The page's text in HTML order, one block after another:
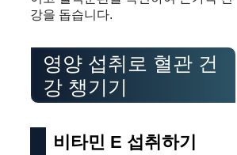
강을 돕습니다.
영양 섭취로 혈관 건
강 챙기기
비타민 E 섭취하기